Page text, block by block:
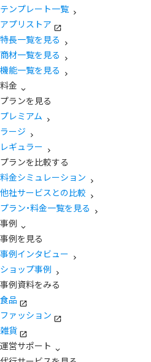
テンプレート一覧
アプリストア
特長一覧を見る
商材一覧を見る
機能一覧を見る
料金
プランを見る
プレミアム
ラージ
レギュラー
プランを比較する
料金シミュレーション
他社サービスとの比較
プラン・料金一覧を見る
事例
事例を見る
事例インタビュー
ショップ事例
事例資料をみる
食品
ファッション
雑貨
運営サポート